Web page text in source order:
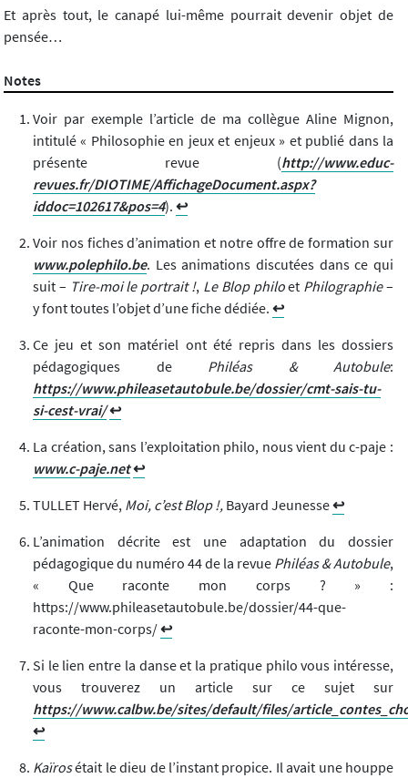
Et après tout, le canapé lui-même pourrait devenir objet de
pensée…
Notes
Voir par exemple l’article de ma collègue Aline Mignon,
intitulé « Philosophie en jeux et enjeux » et publié dans la
présente revue (http://www.educ-
revues.fr/DIOTIME/AffichageDocument.aspx?
iddoc=102617&pos=4). ↩︎
Voir nos fiches d’animation et notre offre de formation sur
www.polephilo.be. Les animations discutées dans ce qui
suit – Tire-moi le portrait !, Le Blop philoet Philographie–
y font toutes l’objet d’une fiche dédiée. ↩︎
Ce jeu et son matériel ont été repris dans les dossiers
pédagogiques de Philéas & Autobule:
https://www.phileasetautobule.be/dossier/cmt-sais-tu-
si-cest-vrai/↩︎
La création, sans l’exploitation philo, nous vient du c-paje :
www.c-paje.net↩︎
TULLET Hervé, Moi, c’est Blop !, Bayard Jeunesse↩︎
L’animation décrite est une adaptation du dossier
pédagogique du numéro 44 de la revue Philéas & Autobule,
« Que raconte mon corps ? » :
https://www.phileasetautobule.be/dossier/44-que-
raconte-mon-corps/↩︎
Si le lien entre la danse et la pratique philo vous intéresse,
vous trouverez un article sur ce sujet sur
https://www.calbw.be/sites/default/files/
↩︎
Kaïrosétait le dieu de l’instant propice. Il avait une houppe